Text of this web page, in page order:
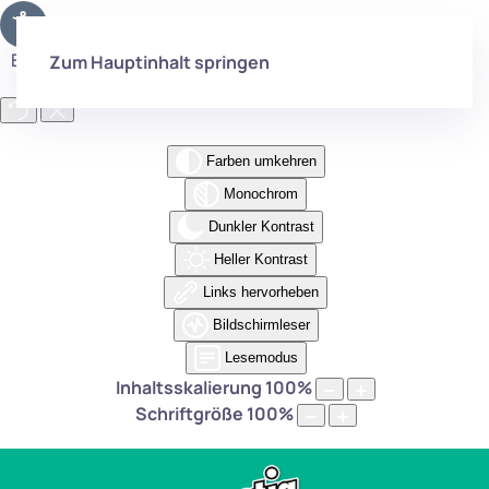
Eingabehilfen öffnen
Farben umkehren
Monochrom
Dunkler Kontrast
Heller Kontrast
Links hervorheben
Bildschirmleser
Lesemodus
Inhaltsskalierung 100%
Schriftgröße 100%
Zum Hauptinhalt springen